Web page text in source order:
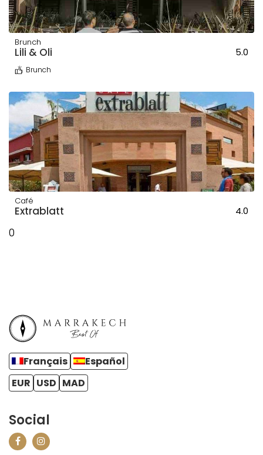
Brunch
Lili & Oli 5.0
Brunch
Café
Extrablatt 4.0
0
Français
Español
EUR USD MAD
Social